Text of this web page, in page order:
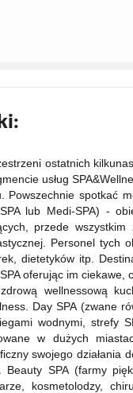
ostatnich
usług
Powszechnie spotkać
lub Medi-SPA) -
przede
Personel tych
dietetyków itp.
oferując im
wellnessową
Day SPA (zwane
wodnymi, strefy
w dużych
swojego działania
Beauty SPA (farmy
kosmetolodzy,